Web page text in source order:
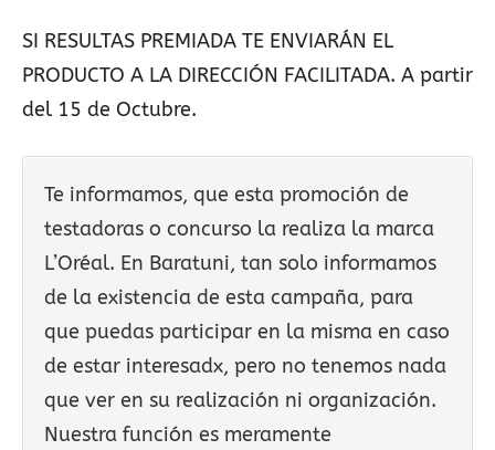
SI RESULTAS PREMIADA TE ENVIARÁN EL
PRODUCTO A LA DIRECCIÓN FACILITADA. A partir
del 15 de Octubre.
Te informamos, que esta promoción de
testadoras o concurso la realiza la marca
L’Oréal. En Baratuni, tan solo informamos
de la existencia de esta campaña, para
que puedas participar en la misma en caso
de estar interesadx, pero no tenemos nada
que ver en su realización ni organización.
Nuestra función es meramente